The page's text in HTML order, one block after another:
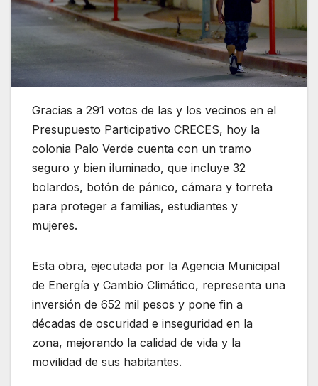
Gracias a 291 votos de las y los vecinos en el
Presupuesto Participativo CRECES, hoy la
colonia Palo Verde cuenta con un tramo
seguro y bien iluminado, que incluye 32
bolardos, botón de pánico, cámara y torreta
para proteger a familias, estudiantes y
mujeres.
Esta obra, ejecutada por la Agencia Municipal
de Energía y Cambio Climático, representa una
inversión de 652 mil pesos y pone fin a
décadas de oscuridad e inseguridad en la
zona, mejorando la calidad de vida y la
movilidad de sus habitantes.